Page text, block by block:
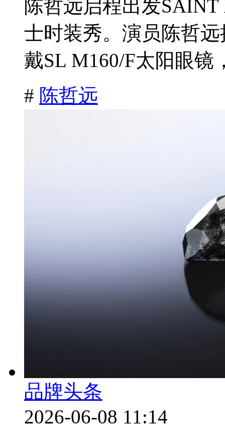
陈哲远启程出发
士时装秀。演员陈哲
戴SL M160/F太阳眼镜
# 陈哲远
品牌头条
2026-06-08 11:14